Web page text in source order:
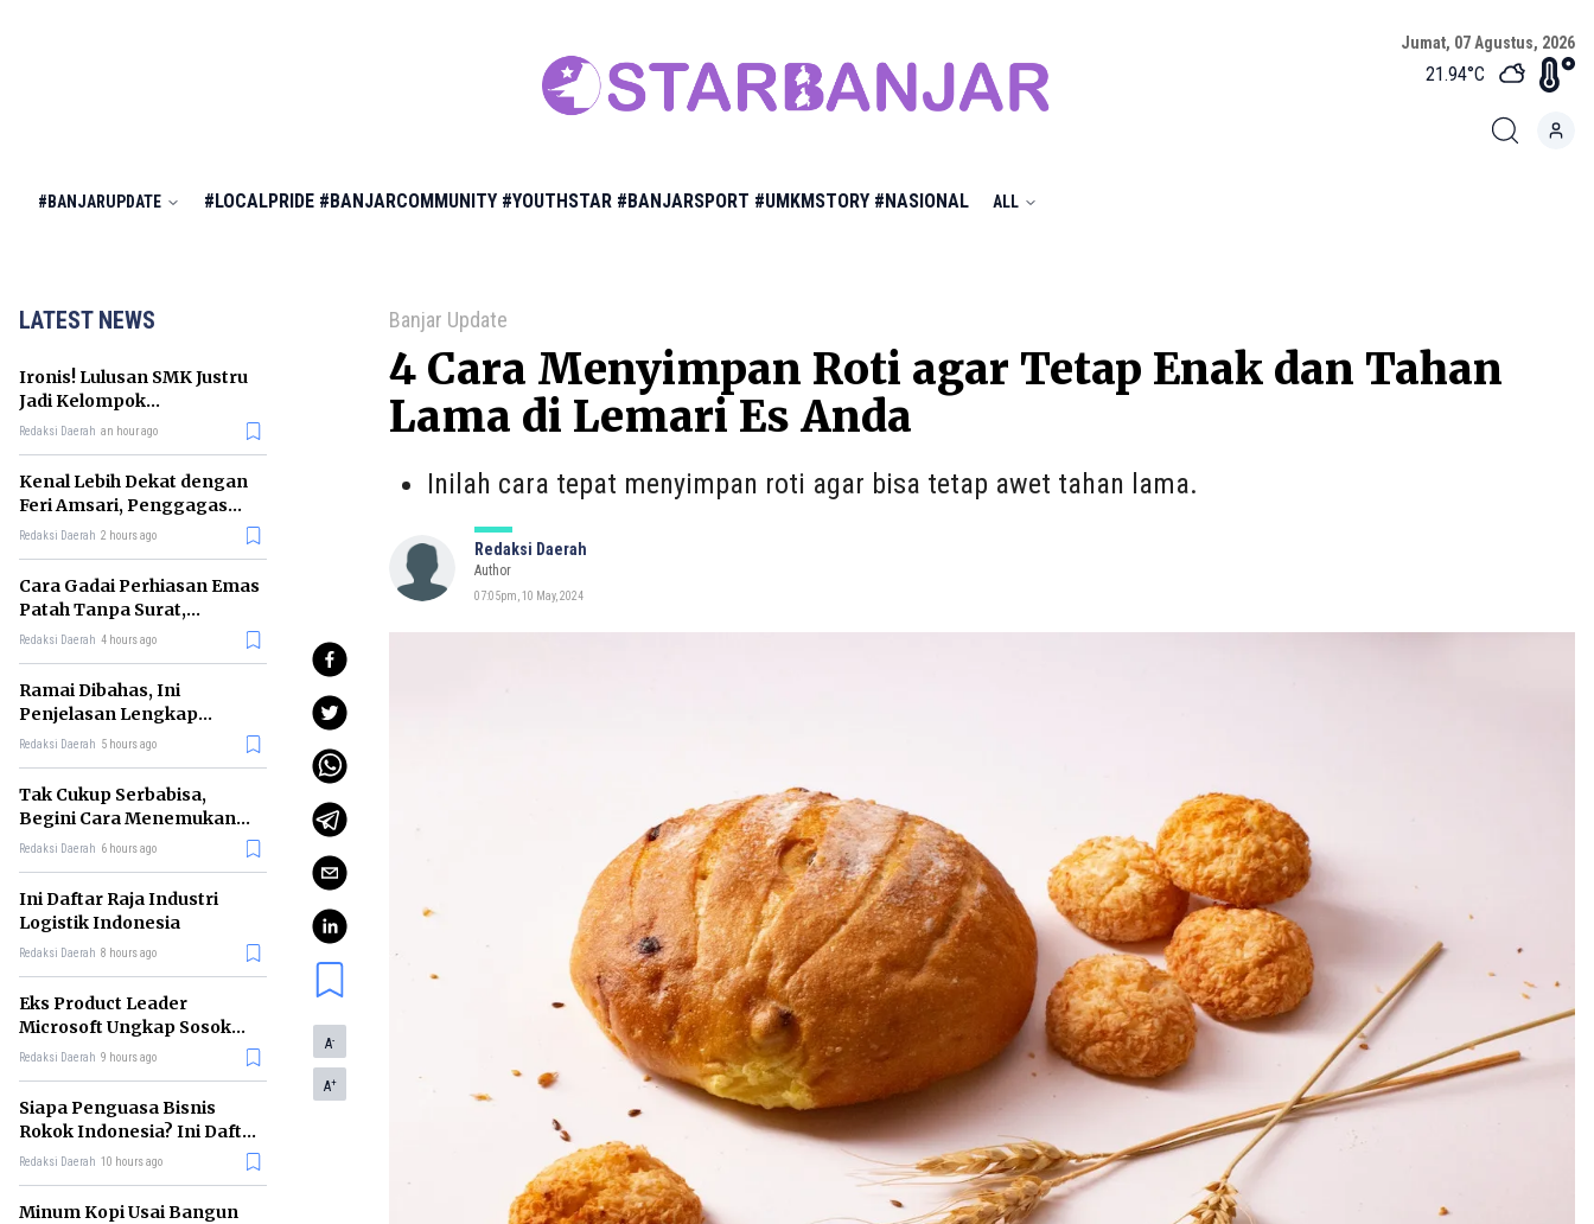
Jumat, 07 Agustus, 2026
21.94°C
#BANJARUPDATE #LOCALPRIDE #BANJARCOMMUNITY #YOUTHSTAR #BANJARSPORT #UMKMSTORY #NASIONAL ALL
LATEST NEWS
Ironis! Lulusan SMK Justru
Jadi Kelompok
Pengangguran Terbanyak
Redaksi Daerah an hour ago
Kenal Lebih Dekat dengan
Feri Amsari, Penggagas
Kabinet Bayangan
Redaksi Daerah 2 hours ago
Cara Gadai Perhiasan Emas
Patah Tanpa Surat,
Ternyata Tetap Bisa!
Redaksi Daerah 4 hours ago
Ramai Dibahas, Ini
Penjelasan Lengkap
tentang Konsep Kabinet
Redaksi Daerah 5 hours ago
Tak Cukup Serbabisa,
Begini Cara Menemukan
'Spike' agar CV Dilirik HR
Redaksi Daerah 6 hours ago
Ini Daftar Raja Industri
Logistik Indonesia
Redaksi Daerah 8 hours ago
Eks Product Leader
Microsoft Ungkap Sosok
yang Paling Cocok
Redaksi Daerah 9 hours ago
Siapa Penguasa Bisnis
Rokok Indonesia? Ini Daftar
Perusahaan Terbesarnya
Redaksi Daerah 10 hours ago
Minum Kopi Usai Bangun
Banjar Update
4 Cara Menyimpan Roti agar Tetap Enak dan Tahan
Lama di Lemari Es Anda
Inilah cara tepat menyimpan roti agar bisa tetap awet tahan lama.
Redaksi Daerah
Author
07:05pm, 10 May, 2024
A-
A+